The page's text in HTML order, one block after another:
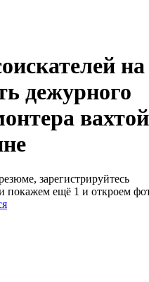
на
дежурного
зарегистрируйтесь
покажем ещё 1 и откроем